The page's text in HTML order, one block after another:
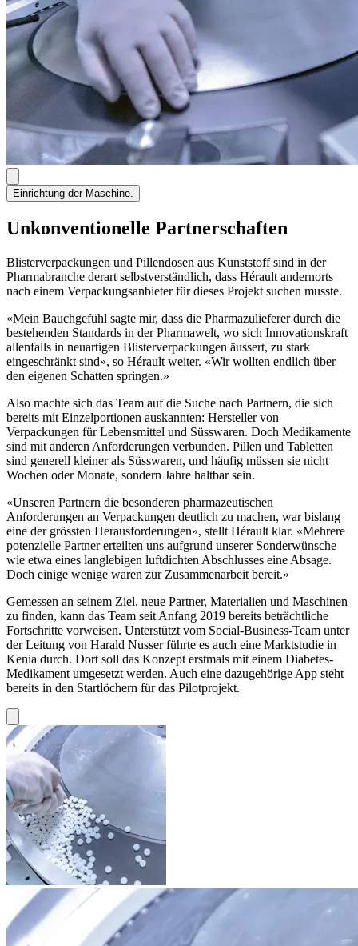
Einrichtung der Maschine.
Unkonventionelle Partnerschaften
Blisterverpackungen und Pillendosen aus Kunststoff sind in der
Pharmabranche derart selbstverständlich, dass Hérault andernorts
nach einem Verpackungsanbieter für dieses Projekt suchen musste.
«Mein Bauchgefühl sagte mir, dass die Pharmazulieferer durch die
bestehenden Standards in der Pharmawelt, wo sich Innovationskraft
allenfalls in neuartigen Blisterverpackungen äussert, zu stark
eingeschränkt sind», so Hérault weiter. «Wir wollten endlich über
den eigenen Schatten springen.»
Also machte sich das Team auf die Suche nach Partnern, die sich
bereits mit Einzelportionen auskannten: Hersteller von
Verpackungen für Lebensmittel und Süsswaren. Doch Medikamente
sind mit anderen Anforderungen verbunden. Pillen und Tabletten
sind generell kleiner als Süsswaren, und häufig müssen sie nicht
Wochen oder Monate, sondern Jahre haltbar sein.
«Unseren Partnern die besonderen pharmazeutischen
Anforderungen an Verpackungen deutlich zu machen, war bislang
eine der grössten Herausforderungen», stellt Hérault klar. «Mehrere
potenzielle Partner erteilten uns aufgrund unserer Sonderwünsche
wie etwa eines langlebigen luftdichten Abschlusses eine Absage.
Doch einige wenige waren zur Zusammenarbeit bereit.»
Gemessen an seinem Ziel, neue Partner, Materialien und Maschinen
zu finden, kann das Team seit Anfang 2019 bereits beträchtliche
Fortschritte vorweisen. Unterstützt vom Social-Business-Team unter
der Leitung von Harald Nusser führte es auch eine Marktstudie in
Kenia durch. Dort soll das Konzept erstmals mit einem Diabetes-
Medikament umgesetzt werden. Auch eine dazugehörige App steht
bereits in den Startlöchern für das Pilotprojekt.